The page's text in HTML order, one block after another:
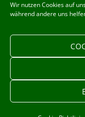
Wir nutzen Cookies auf
während andere uns